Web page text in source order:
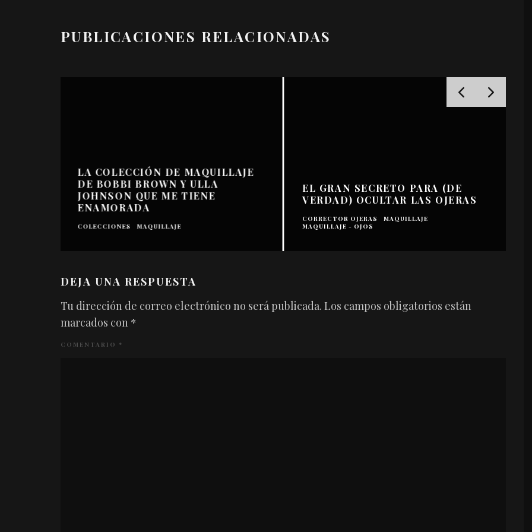
PUBLICACIONES RELACIONADAS
LA COLECCIÓN DE MAQUILLAJE
DE BOBBI BROWN Y ULLA
JOHNSON QUE ME TIENE
ENAMORADA
COLECCIONES MAQUILLAJE
EL GRAN SECRETO PARA (DE
VERDAD) OCULTAR LAS OJERAS
CORRECTOR OJERAS
MAQUILLAJE
MAQUILLAJE - OJOS
DEJA UNA RESPUESTA
Tu dirección de correo electrónico no será publicada. Los campos obligatorios están
marcados con *
COMENTARIO *